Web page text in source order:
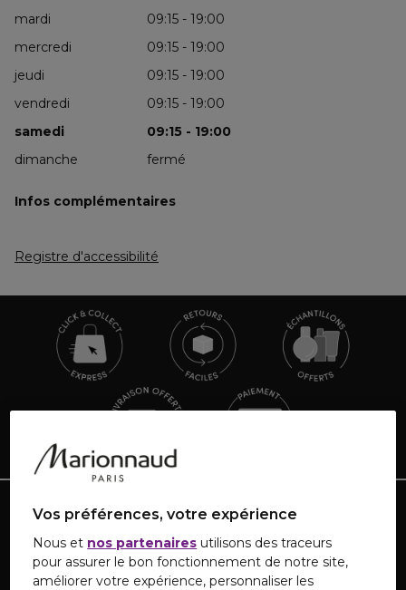
mardi
09:15 - 19:00
mercredi
09:15 - 19:00
jeudi
09:15 - 19:00
vendredi
09:15 - 19:00
samedi
09:15 - 19:00
dimanche
fermé
Infos complémentaires
Registre d'accessibilité
TOUTE L'ACTUALITÉ MARIONNAUD
Inscrivez-vous et découvrez nos dernières nouvelles
et promotions
Vos préférences, votre expérience
Nous et nos partenaires utilisons des traceurs
pour assurer le bon fonctionnement de notre site,
améliorer votre expérience, personnaliser les